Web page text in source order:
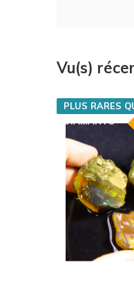
Vu(s)
PLUS RARES
DIAMANTS